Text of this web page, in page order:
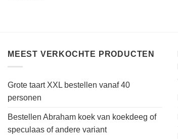
MEEST VERKOCHTE PRODUCTEN
Grote taart XXL bestellen vanaf 40
personen
Bestellen Abraham koek van koekdeeg of
speculaas of andere variant